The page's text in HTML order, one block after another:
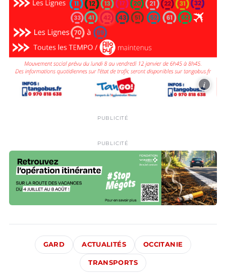
i
PUBLICITÉ
PUBLICITÉ
GARD ACTUALITÉS OCCITANIE
TRANSPORTS